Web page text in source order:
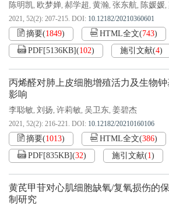
陈明凯, 欧梦婵, 郝学超, 黄瀚, 张东航, 陈媛媛,
2021, 52(2): 207-215. DOI: 10.12182/20210360601
摘要(1849) HTML全文(743)
PDF[5136KB](102) 施引文献(4)
丙烯醛对肺上皮细胞增殖活力及生物钟
影响
李聪敏, 刘扬, 许莉敏, 吴卫东, 姜碧杰
2021, 52(2): 216-221. DOI: 10.12182/20210160106
摘要(1013) HTML全文(386)
PDF[835KB](32) 施引文献(1)
黄芪甲苷对心肌细胞缺氧/复氧损伤的
制研究